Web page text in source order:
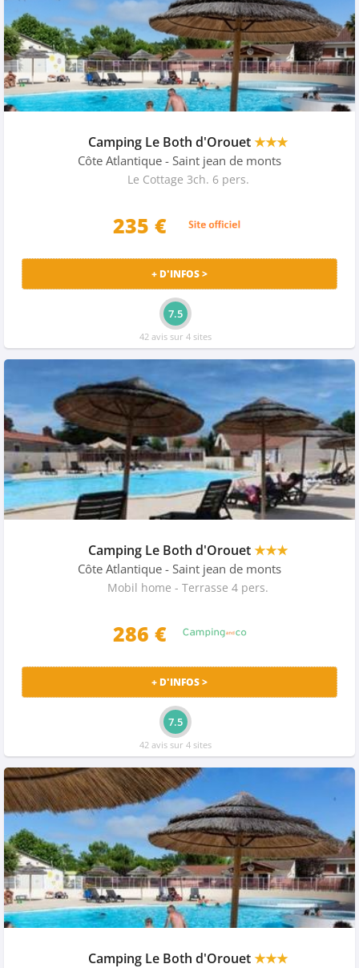
Camping Le Both d'Orouet★★★
Côte Atlantique - Saint jean de monts
Le Cottage 3ch. 6 pers.
235 €
+ D'INFOS >
7.5
42 avis sur 4 sites
Camping Le Both d'Orouet★★★
Côte Atlantique - Saint jean de monts
Mobil home - Terrasse 4 pers.
286 €
+ D'INFOS >
7.5
42 avis sur 4 sites
Camping Le Both d'Orouet★★★